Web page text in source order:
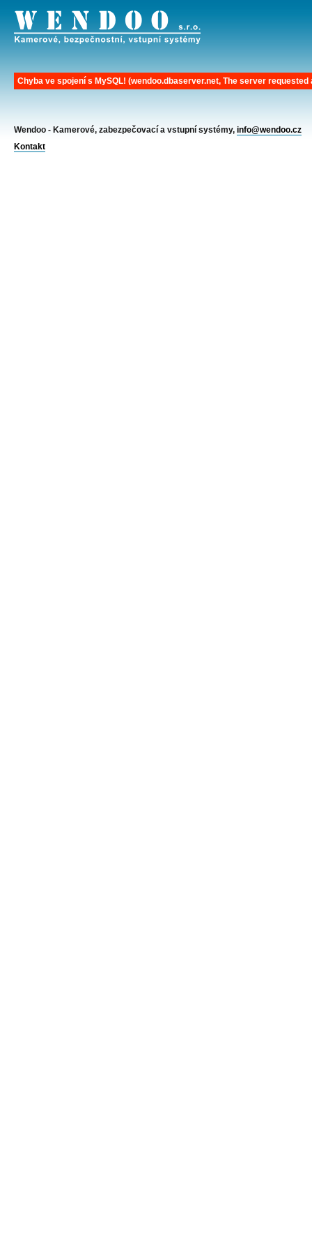
Chyba ve spojení s MySQL! (wendoo.dbaserver.net, The server
Wendoo - Kamerové, zabezpečovací a vstupní systémy, info@wendoo.cz
Kontakt